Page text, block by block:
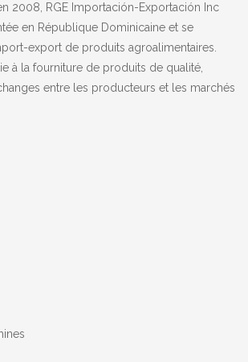
2008, RGE Importación-Exportación Inc
en République Dominicaine et se
export de produits agroalimentaires.
à la fourniture de produits de qualité,
entre les producteurs et les marchés